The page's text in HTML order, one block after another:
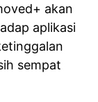
akan
aplikasi
sempat